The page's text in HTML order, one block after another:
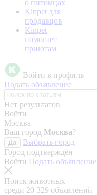
о питомцах
Kinpet для
продавцов
Kinpet
помогает
приютам
Войти в профиль
Подать объявление
Нет результатов
Войти
Москва
Ваш город Москва?
Да
Выбрать город
Город подтверждён
Войти Подать объявление
Поиск животных
среди 20 329 объявлений